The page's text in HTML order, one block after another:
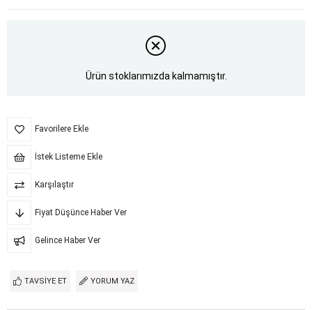
Ürün stoklarımızda kalmamıştır.
Favorilere Ekle
İstek Listeme Ekle
Karşılaştır
Fiyat Düşünce Haber Ver
Gelince Haber Ver
TAVSIYE ET YORUM YAZ